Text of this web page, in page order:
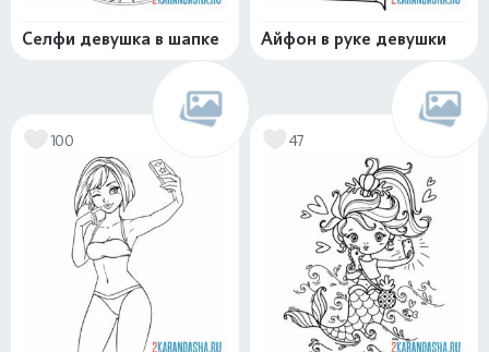
Селфи девушка в шапке Айфон в руке девушки
100 47